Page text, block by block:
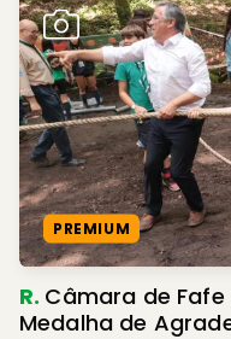
PREMIUM
R. Câmara de Fafe
Medalha de